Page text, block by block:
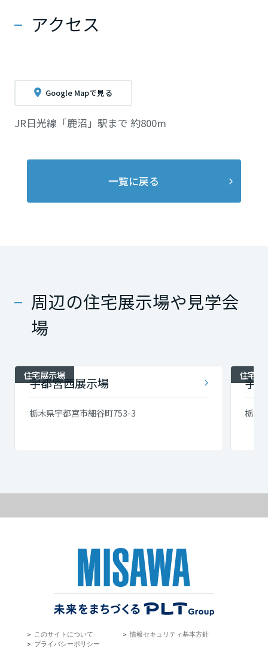
アクセス
Google Mapで見る
JR日光線「鹿沼」駅まで 約800m
一覧に戻る
周辺の住宅展示場や見学会
場
住宅展示場
宇都宮西展示場
栃木県宇都宮市細谷町753-3
住宅展
宇
栃木
＞ このサイトについて ＞情報セキュリティ基本方針
＞ プライバシーポリシー